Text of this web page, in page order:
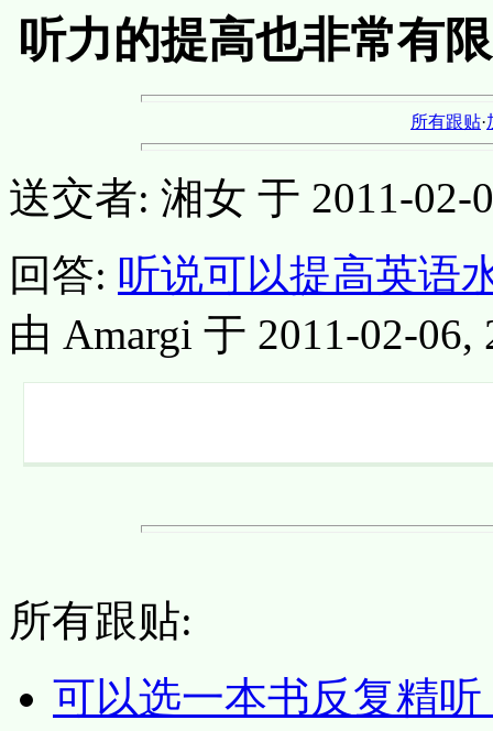
听力的提高也非常有
所有跟贴·
送交者: 湘女 于 2011-02-
回答: 听说可以提高英语
由 Amargi 于 2011-02-06,
所有跟贴:
可以选一本书反复精听